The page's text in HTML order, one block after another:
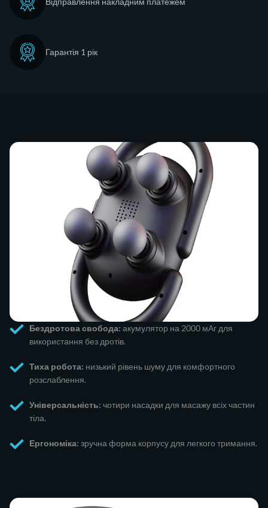
Гарантія 1 рік
Бездротова свобода: акумулятор на 2000 мАг для
використання без дротів.
Тиха робота: низький рівень шуму для комфортного
розслаблення.
Універсальність: чотири насадки для масажу всіх частин
тіла.
Ергономіка: зручна форма корпусу для легкого тримання.